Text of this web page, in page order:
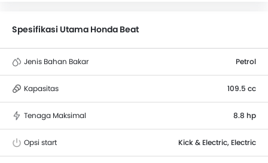
depan menggunakan Disc , sedangkan di belakang
Drum . Lebih dari 1069 pengguna telah memberikan
penilaian untuk Beat berdasarkan fitur, jarak tempuh,
kenyamanan tempat duduk dan kinerja mesin.
Pesaing terdekat Honda Beat adalah Beat Street, Vario
125, Gear 125 dan Genio.
Spesifikasi Utama Honda Beat
Jenis Bahan Bakar Petrol
Kapasitas 109.5 cc
Tenaga Maksimal 8.8 hp
Opsi start Kick & Electric, Electric